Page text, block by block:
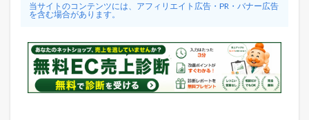
当サイトのコンテンツには、アフィリエイト広告・PR・バナー広告
を含む場合があります。